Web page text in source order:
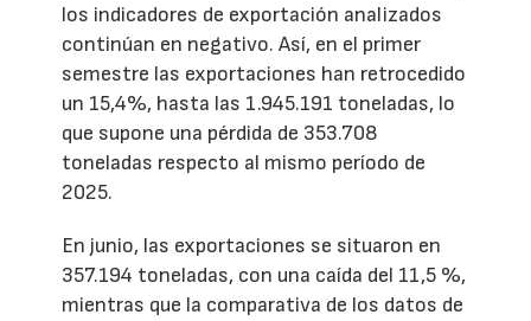
los indicadores de exportación analizados
continúan en negativo. Así, en el primer
semestre las exportaciones han retrocedido
un 15,4%, hasta las 1.945.191 toneladas, lo
que supone una pérdida de 353.708
toneladas respecto al mismo período de
2025.
En junio, las exportaciones se situaron en
357.194 toneladas, con una caída del 11,5 %,
mientras que la comparativa de los datos de